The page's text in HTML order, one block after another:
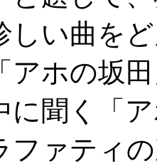
しい曲を
アホの坂
に聞く「
ァティ